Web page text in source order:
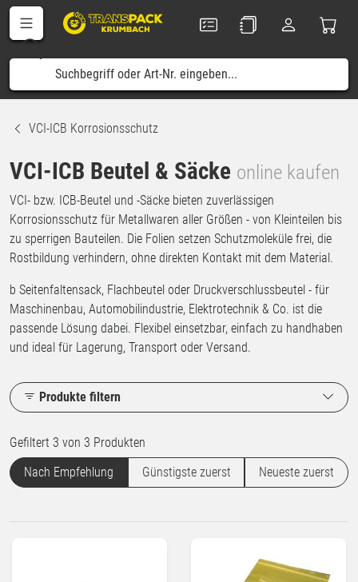
VCI-ICB Korrosionsschutz
VCI-ICB Beutel & Säcke online kaufen
VCI- bzw. ICB-Beutel und -Säcke bieten zuverlässigen
Korrosionsschutz für Metallwaren aller Größen - von Kleinteilen bis
zu sperrigen Bauteilen. Die Folien setzen Schutzmoleküle frei, die
Rostbildung verhindern, ohne direkten Kontakt mit dem Material.
b Seitenfaltensack, Flachbeutel oder Druckverschlussbeutel - für
Maschinenbau, Automobilindustrie, Elektrotechnik & Co. ist die
passende Lösung dabei. Flexibel einsetzbar, einfach zu handhaben
und ideal für Lagerung, Transport oder Versand.
Produkte filtern
Gefiltert 3 von 3 Produkten
Nach Empfehlung
Günstigste zuerst Neueste zuerst